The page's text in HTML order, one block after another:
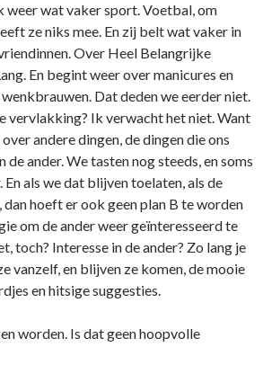
weer wat vaker sport. Voetbal, om
ze niks mee. En zij belt wat vaker in
Over Heel Belangrijke
En begint weer over manicures en
Dat deden we eerder niet.
vervlakking? Ik verwacht het niet. Want
andere dingen, de dingen die ons
de ander. We tasten nog steeds, en soms
als we dat blijven toelaten, als de
hoeft er ook geen plan B te worden
om de ander weer geïnteresseerd te
toch? Interesse in de ander? Zo lang je
vanzelf, en blijven ze komen, de mooie
en hitsige suggesties.
worden. Is dat geen hoopvolle